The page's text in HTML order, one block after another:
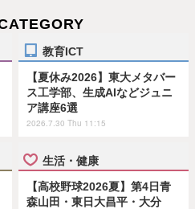
教育ICT
【夏休み2026】東大メタバー
ス工学部、生成AIなどジュニ
ア講座6選
2026.7.30 Thu 11:15
生活・健康
【高校野球2026夏】第4日青
森山田・東日大昌平・大分